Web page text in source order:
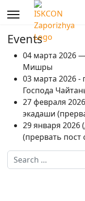
Events
04 марта 2026
Мишры
03 марта 2026 -
Господа
27 февраля
экадаши
29 января
(прервать пост
Search